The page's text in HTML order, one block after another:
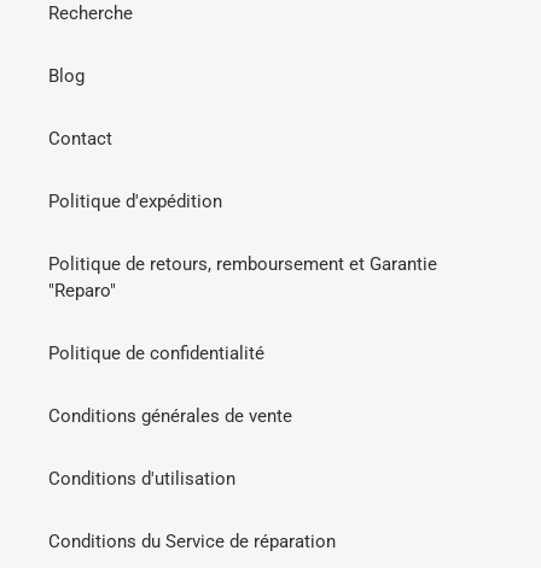
Recherche
Blog
Contact
Politique d'expédition
Politique de retours, remboursement et Garantie
"Reparo"
Politique de confidentialité
Conditions générales de vente
Conditions d'utilisation
Conditions du Service de réparation